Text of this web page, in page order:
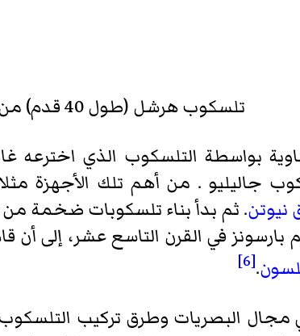
تلسكوب هرشل (طول 40 قدم) من عام 1789
بواسطة التلسكوب الذي اخترعه
جاليليو . من أهم تلك الأجهزة مثلا
نيوتن. ثم بدأ بناء تلسكوبات ضخمة من
بارسونز في القرن التاسع عشر، إلى أن
.
[6]
البصريات وطرق تركيب التلسكوب :